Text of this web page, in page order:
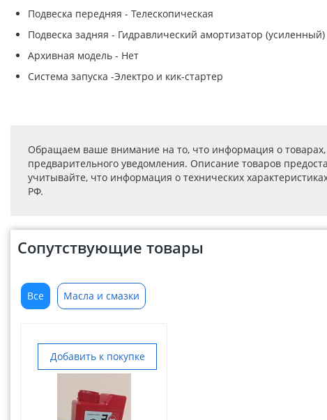
Подвеска передняя - Телескопическая
Подвеска задняя - Гидравлический амортизатор (усиленный)
Архивная модель - Нет
Система запуска -Электро и кик-стартер
Обращаем ваше внимание на то, что информация о
предварительного уведомления. Описание товаров
учитывайте, что информация о технических
РФ.
Сопутствующие товары
Все Масла и смазки
Добавить к покупке